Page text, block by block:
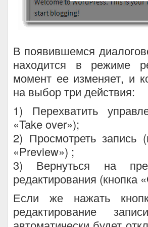
В появившемся
находится в режиме
момент ее изменяет, и
на выбор три действия:
1) Перехватить
«Take over»);
2) Просмотреть запись
«Preview») ;
3) Вернуться на
редактирования (кнопка
Если же нажать
редактирование